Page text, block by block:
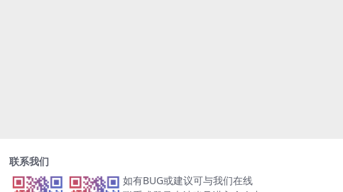
联系我们
如有BUG或建议可与我们在线